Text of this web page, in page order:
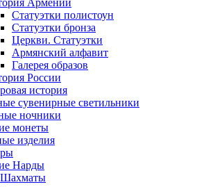
Армении
Статуэтки полистоун
Статуэтки бронза
Церкви. Статуэтки
Армянский алфавит
Галерея образов
России
история
сувенирные светильники
ночники
монеты
изделия
Нарды